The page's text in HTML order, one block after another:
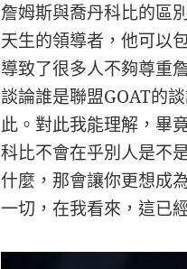
詹姆斯與喬丹科比的區
天生的領導者，他可以
導致了很多人不夠尊重
談論誰是聯盟GOAT的
此。對此我能理解，畢
科比不會在乎別人是不
什麼，那會讓你更想成
一切，在我看來，這已